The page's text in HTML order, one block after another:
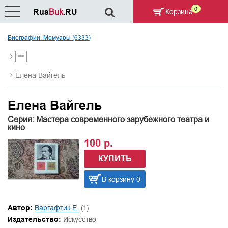
Биографии. Мемуары (6333)
Елена Вайгель
Елена Вайгель
Серия: Мастера современного зарубежного театра и
кино
100 р.
КУПИТЬ
В корзину 0
Автор: Варгафтик Е. (1)
Издательство: Искусство
RusBuk.RU Корзина 0